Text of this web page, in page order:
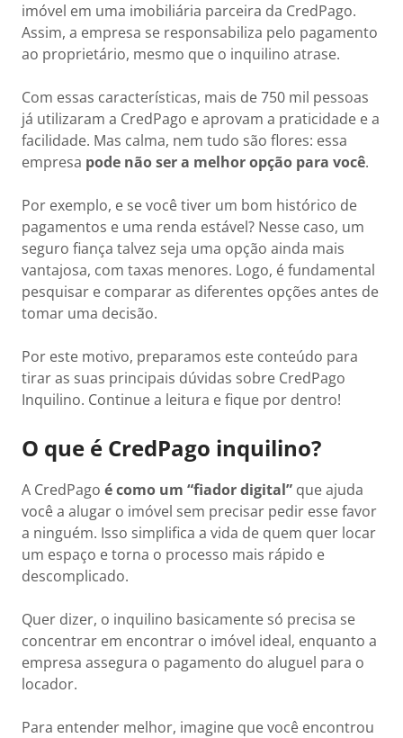
imóvel em uma imobiliária parceira da CredPago.
Assim, a empresa se responsabiliza pelo pagamento
ao proprietário, mesmo que o inquilino atrase.
Com essas características, mais de 750 mil pessoas
já utilizaram a CredPago e aprovam a praticidade e a
facilidade. Mas calma, nem tudo são flores: essa
empresa pode não ser a melhor opção para você.
Por exemplo, e se você tiver um bom histórico de
pagamentos e uma renda estável? Nesse caso, um
seguro fiança talvez seja uma opção ainda mais
vantajosa, com taxas menores. Logo, é fundamental
pesquisar e comparar as diferentes opções antes de
tomar uma decisão.
Por este motivo, preparamos este conteúdo para
tirar as suas principais dúvidas sobre CredPago
Inquilino. Continue a leitura e fique por dentro!
O que é CredPago inquilino?
A CredPago é como um “fiador digital” que ajuda
você a alugar o imóvel sem precisar pedir esse favor
a ninguém. Isso simplifica a vida de quem quer locar
um espaço e torna o processo mais rápido e
descomplicado.
Quer dizer, o inquilino basicamente só precisa se
concentrar em encontrar o imóvel ideal, enquanto a
empresa assegura o pagamento do aluguel para o
locador.
Para entender melhor, imagine que você encontrou